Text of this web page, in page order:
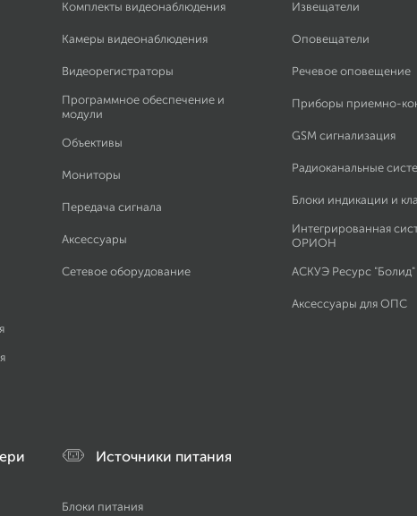
Комплекты видеонаблюдения
Камеры видеонаблюдения
Видеорегистраторы
Программное обеспечение и
модули
Объективы
Мониторы
Передача сигнала
Аксессуары
Сетевое оборудование
Извещатели
Оповещатели
Речевое оповещение
Приборы приемно-
GSM сигнализация
Радиоканальные
Блоки индикации и
Интегрированная
ОРИОН
АСКУЭ Ресурс "Болид"
Аксессуары для ОПС
Источники питания
Блоки питания